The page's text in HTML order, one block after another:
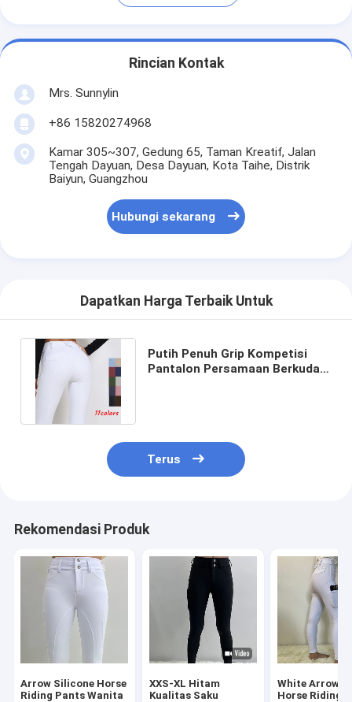
Rincian Kontak
Mrs. Sunnylin
+86 15820274968
Kamar 305~307, Gedung 65, Taman Kreatif, Jalan
Tengah Dayuan, Desa Dayuan, Kota Taihe, Distrik
Baiyun, Guangzhou
Hubungi sekarang
Dapatkan Harga Terbaik Untuk
Putih Penuh Grip Kompetisi
Pantalon Persamaan Berkuda
Terus
Rekomendasi Produk
Arrow Silicone Horse
Riding Pants Wanita
XXS-XL Hitam
Kualitas Saku
White Arrow
Horse Riding